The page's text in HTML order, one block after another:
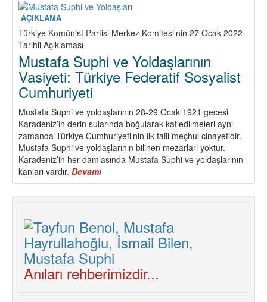
İle
Çemberi
AÇIKLAMA
Türkiye Komünist Partisi Merkez Komitesi’nin 27 Ocak 2022
Tarihli Açıklaması
Mustafa Suphi ve Yoldaşlarının
Vasiyeti: Türkiye Federatif Sosyalist
Cumhuriyeti
Mustafa Suphi ve yoldaşlarının 28-29 Ocak 1921 gecesi
Karadeniz’in derin sularında boğularak katledilmeleri aynı
zamanda Türkiye Cumhuriyeti’nin ilk faili meçhul cinayetidir.
Mustafa Suphi ve yoldaşlarının bilinen mezarları yoktur.
Karadeniz’in her damlasında Mustafa Suphi ve yoldaşlarının
kanları vardır. Devamı
Mustafa
Suphi
Vasiyeti:
Türkiye
Federatif
Sosyalist
Cumhuriyeti
Anıları rehberimizdir...